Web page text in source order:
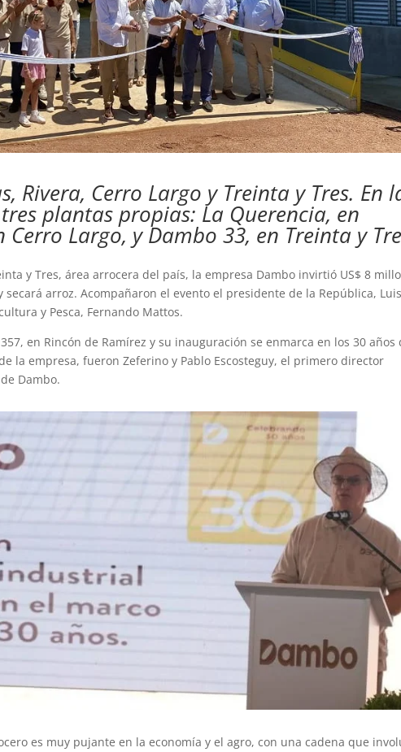
Rivera, Cerro Largo y Treinta y Tres. En
plantas propias: La Querencia, en
Cerro Largo, y Dambo 33, en Treinta y
y Tres, área arrocera del país, la empresa Dambo invirtió US$ 8
arroz. Acompañaron el evento el presidente de la República,
y Pesca, Fernando Mattos.
en Rincón de Ramírez y su inauguración se enmarca en los 30 años
la empresa, fueron Zeferino y Pablo Escosteguy, el primero director
Dambo.
es muy pujante en la economía y el agro, con una cadena que